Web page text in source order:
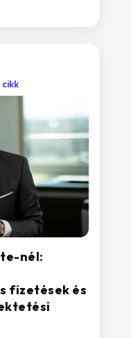
nél:
fizetések és
cikk